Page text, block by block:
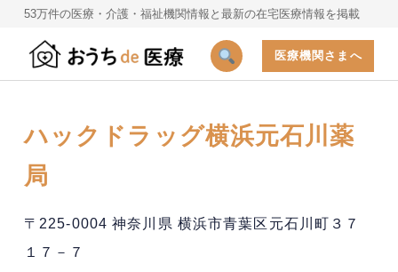
53万件の医療・介護・福祉機関情報と最新の在宅医療情報を掲載
医療機関さまへ
ハックドラッグ横浜元石川薬
局
〒225-0004 神奈川県 横浜市青葉区元石川町３７
１７－７